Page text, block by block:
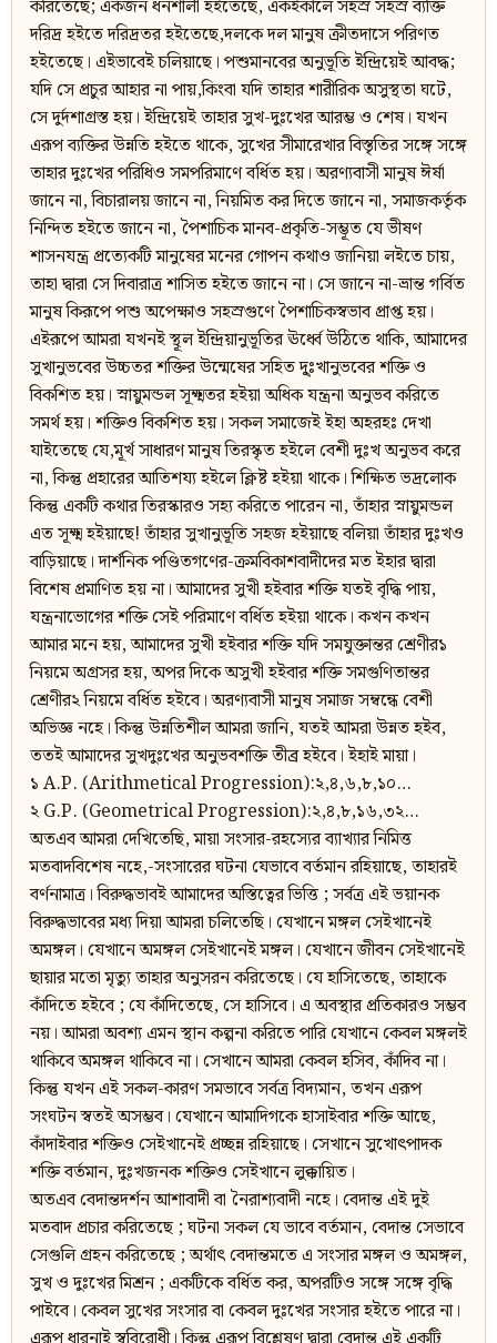
করিতেছে; একজন ধনশালী হইতেছে, একইকালে সহস্র সহস্র ব্যক্তি
দরিদ্র হইতে দরিদ্রতর হইতেছে,দলকে দল মানুষ ক্রীতদাসে পরিণত
হইতেছে। এইভাবেই চলিয়াছে। পশুমানবের অনুভূতি ইন্দ্রিয়েই আবদ্ধ;
যদি সে প্রচুর আহার না পায়,কিংবা যদি তাহার শারীরিক অসুস্থতা ঘটে,
সে দুর্দশাগ্রস্ত হয়। ইন্দ্রিয়েই তাহার সুখ-দুঃখের আরম্ভ ও শেষ। যখন
এরূপ ব্যক্তির উন্নতি হইতে থাকে, সুখের সীমারেখার বিস্তৃতির সঙ্গে সঙ্গে
তাহার দুঃখের পরিধিও সমপরিমাণে বর্ধিত হয়। অরণ্যবাসী মানুষ ঈর্ষা
জানে না, বিচারালয় জানে না, নিয়মিত কর দিতে জানে না, সমাজকর্তৃক
নিন্দিত হইতে জানে না, পৈশাচিক মানব-প্রকৃতি-সম্ভূত যে ভীষণ
শাসনযন্ত্র প্রত্যেকটি মানুষের মনের গোপন কথাও জানিয়া লইতে চায়,
তাহা দ্বারা সে দিবারাত্র শাসিত হইতে জানে না। সে জানে না-ভ্রান্ত গর্বিত
মানুষ কিরূপে পশু অপেক্ষাও সহস্রগুণে পৈশাচিকস্বভাব প্রাপ্ত হয়।
এইরূপে আমরা যখনই স্থূল ইন্দ্রিয়ানুভূতির ঊর্ধ্বে উঠিতে থাকি, আমাদের
সুখানুভবের উচ্চতর শক্তির উন্মেষের সহিত দু্ঃখানুভবের শক্তি ও
বিকশিত হয়। স্নায়ুমন্ডল সূক্ষ্মতর হইয়া অধিক যন্ত্রনা অনুভব করিতে
সমর্থ হয়। শক্তিও বিকশিত হয়। সকল সমাজেই ইহা অহরহঃ দেখা
যাইতেছে যে,মূর্খ সাধারণ মানুষ তিরস্কৃত হইলে বেশী দুঃখ অনুভব করে
না, কিন্তু প্রহারের আতিশয্য হইলে ক্লিষ্ট হইয়া থাকে। শিক্ষিত ভদ্রলোক
কিন্তু একটি কথার তিরস্কারও সহ্য করিতে পারেন না, তাঁহার স্নায়ুমন্ডল
এত সূক্ষ্ম হইয়াছে! তাঁহার সুখানুভূতি সহজ হইয়াছে বলিয়া তাঁহার দুঃখও
বাড়িয়াছে। দার্শনিক পণ্ডিতগণের-ক্রমবিকাশবাদীদের মত ইহার দ্বারা
বিশেষ প্রমাণিত হয় না। আমাদের সুখী হইবার শক্তি যতই বৃদ্ধি পায়,
যন্ত্রনাভোগের শক্তি সেই পরিমাণে বর্ধিত হইয়া থাকে। কখন কখন
আমার মনে হয়, আমাদের সুখী হইবার শক্তি যদি সমযুক্তান্তর শ্রেণীর১
নিয়মে অগ্রসর হয়, অপর দিকে অসুখী হইবার শক্তি সমগুণিতান্তর
শ্রেণীর২ নিয়মে বর্ধিত হইবে। অরণ্যবাসী মানুষ সমাজ সম্বন্ধে বেশী
অভিজ্ঞ নহে। কিন্তু উন্নতিশীল আমরা জানি, যতই আমরা উন্নত হইব,
ততই আমাদের সুখদুঃখের অনুভবশক্তি তীব্র হইবে। ইহাই মায়া।
১ A.P. (Arithmetical Progression):২,৪,৬,৮,১০…
২ G.P. (Geometrical Progression):২,৪,৮,১৬,৩২…
অতএব আমরা দেখিতেছি, মায়া সংসার-রহস্যের ব্যাখ্যার নিমিত্ত
মতবাদবিশেষ নহে,-সংসারের ঘটনা যেভাবে বর্তমান রহিয়াছে, তাহারই
বর্ণনামাত্র। বিরুদ্ধভাবই আমাদের অস্তিত্বের ভিত্তি ; সর্বত্র এই ভয়ানক
বিরুদ্ধভাবের মধ্য দিয়া আমরা চলিতেছি। যেখানে মঙ্গল সেইখানেই
অমঙ্গল। যেখানে অমঙ্গল সেইখানেই মঙ্গল। যেখানে জীবন সেইখানেই
ছায়ার মতো মৃত্যু তাহার অনুসরন করিতেছে। যে হাসিতেছে, তাহাকে
কাঁদিতে হইবে ; যে কাঁদিতেছে, সে হাসিবে। এ অবস্থার প্রতিকারও সম্ভব
নয়। আমরা অবশ্য এমন স্থান কল্পনা করিতে পারি যেখানে কেবল মঙ্গলই
থাকিবে অমঙ্গল থাকিবে না। সেখানে আমরা কেবল হসিব, কাঁদিব না।
কিন্তু যখন এই সকল-কারণ সমভাবে সর্বত্র বিদ্যমান, তখন এরূপ
সংঘটন স্বতই অসম্ভব। যেখানে আমাদিগকে হাসাইবার শক্তি আছে,
কাঁদাইবার শক্তিও সেইখানেই প্রচ্ছন্ন রহিয়াছে। সেখানে সুখোৎপাদক
শক্তি বর্তমান, দুঃখজনক শক্তিও সেইখানে লুক্কায়িত।
অতএব বেদান্তদর্শন আশাবাদী বা নৈরাশ্যবাদী নহে। বেদান্ত এই দুই
মতবাদ প্রচার করিতেছে ; ঘটনা সকল যে ভাবে বর্তমান, বেদান্ত সেভাবে
সেগুলি গ্রহন করিতেছে ; অর্থাৎ বেদান্তমতে এ সংসার মঙ্গল ও অমঙ্গল,
সুখ ও দুঃখের মিশ্রন ; একটিকে বর্ধিত কর, অপরটিও সঙ্গে সঙ্গে বৃদ্ধি
পাইবে। কেবল সুখের সংসার বা কেবল দুঃখের সংসার হইতে পারে না।